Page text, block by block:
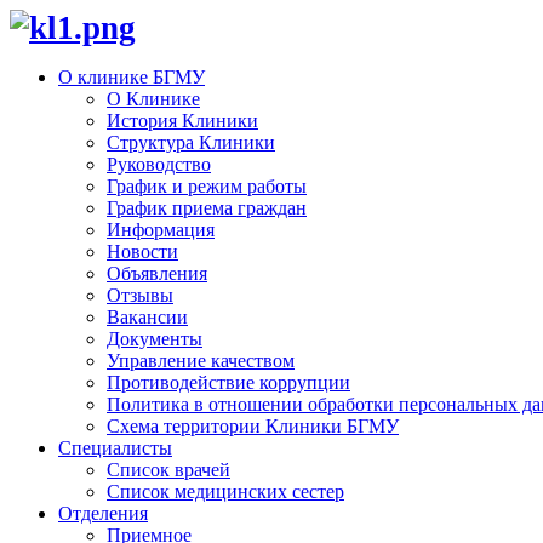
О клинике БГМУ
О Клинике
История Клиники
Структура Клиники
Руководство
График и режим работы
График приема граждан
Информация
Новости
Объявления
Отзывы
Вакансии
Документы
Управление качеством
Противодействие коррупции
Политика в отношении обработки персональных
Схема территории Клиники БГМУ
Специалисты
Список врачей
Список медицинских сестер
Отделения
Приемное